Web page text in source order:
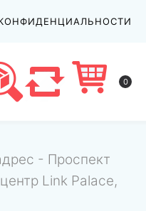
0
- Проспект
Link Palace,